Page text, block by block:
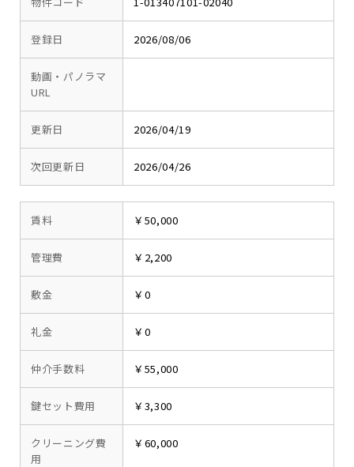
登録日 2026/08/06
動画・パノラマ
URL
更新日 2026/04/19
次回更新日 2026/04/26
賃料 ￥50,000
管理費 ￥2,200
敷金 ￥0
礼金 ￥0
仲介手数料 ￥55,000
鍵セット費用 ￥3,300
クリーニング費
用
￥60,000